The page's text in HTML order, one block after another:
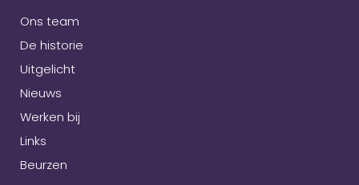
Ons team
De historie
Uitgelicht
Nieuws
Werken bij
Links
Beurzen